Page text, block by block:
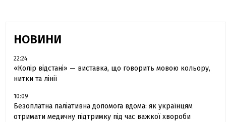
НОВИНИ
22:24
«Колір відстані» — виставка, що говорить мовою кольору,
нитки та лінії
10:09
Безоплатна паліативна допомога вдома: як українцям
отримати медичну підтримку під час важкої хвороби